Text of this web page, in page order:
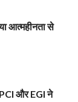
आत्महीनता से
PCI और EGI ने